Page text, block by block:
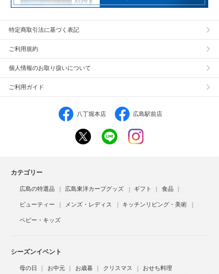
特定商取引法に基づく表記
ご利用規約
個人情報のお取り扱いについて
ご利用ガイド
八丁堀本店 広島駅前店
カテゴリー
広島の特選品 広島東洋カープグッズ ギフト 食品
ビューティー メンズ・レディス キッチンリビング・美術
ベビー・キッズ
シーズンイベント
母の日 お中元 お歳暮 クリスマス おせち料理